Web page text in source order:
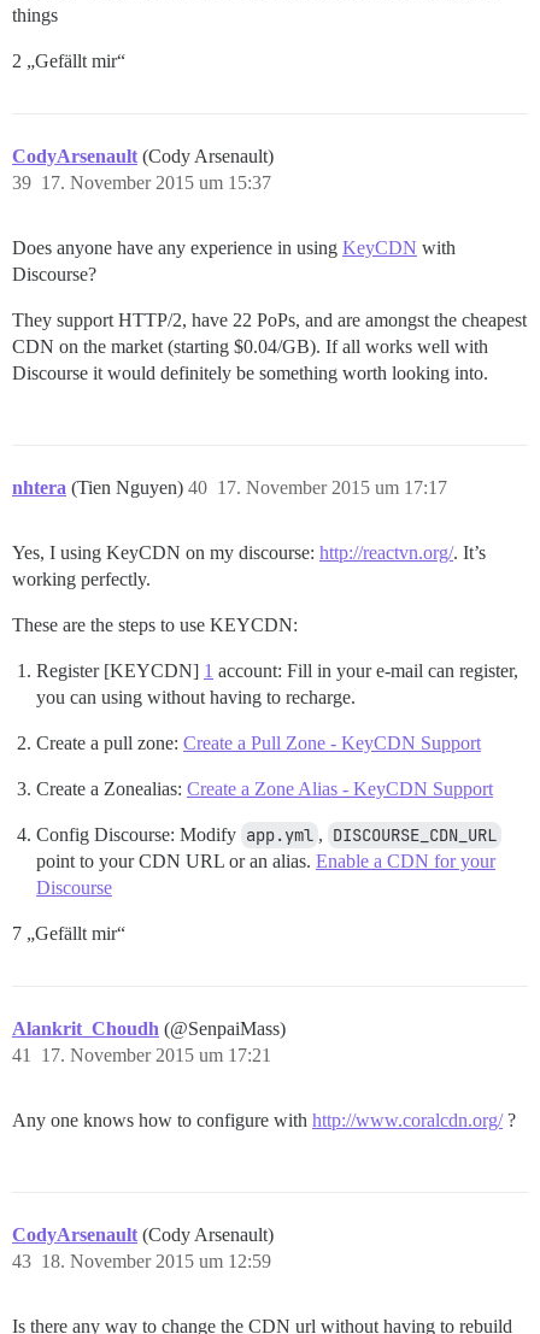
things
2 „Gefällt mir“
CodyArsenault (Cody Arsenault)
17. November 2015 um 15:37
39
Does anyone have any experience in using KeyCDN with
Discourse?
They support HTTP/2, have 22 PoPs, and are amongst the cheapest
CDN on the market (starting $0.04/GB). If all works well with
Discourse it would definitely be something worth looking into.
nhtera (Tien Nguyen) 17. November 2015 um 17:17
40
Yes, I using KeyCDN on my discourse: http://reactvn.org/. It’s
working perfectly.
These are the steps to use KEYCDN:
Register [KEYCDN] 1 account: Fill in your e-mail can register,
you can using without having to recharge.
Create a pull zone: Create a Pull Zone - KeyCDN Support
Create a Zonealias: Create a Zone Alias - KeyCDN Support
Config Discourse: Modify app.yml , DISCOURSE_CDN_URL
point to your CDN URL or an alias. Enable a CDN for your
Discourse
7 „Gefällt mir“
Alankrit_Choudh (@SenpaiMass)
17. November 2015 um 17:21
41
Any one knows how to configure with http://www.coralcdn.org/?
CodyArsenault (Cody Arsenault)
18. November 2015 um 12:59
43
Is there any way to change the CDN url without having to rebuild